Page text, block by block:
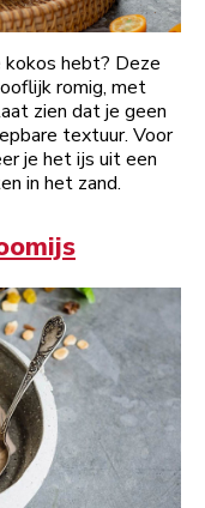
kokos hebt? Deze
romig, met
zien dat je geen
textuur. Voor
je het ijs uit een
in het zand.